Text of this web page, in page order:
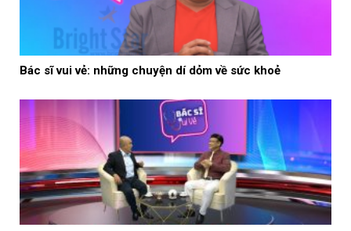
Bác sĩ vui vẻ: những chuyện dí dỏm về sức khoẻ